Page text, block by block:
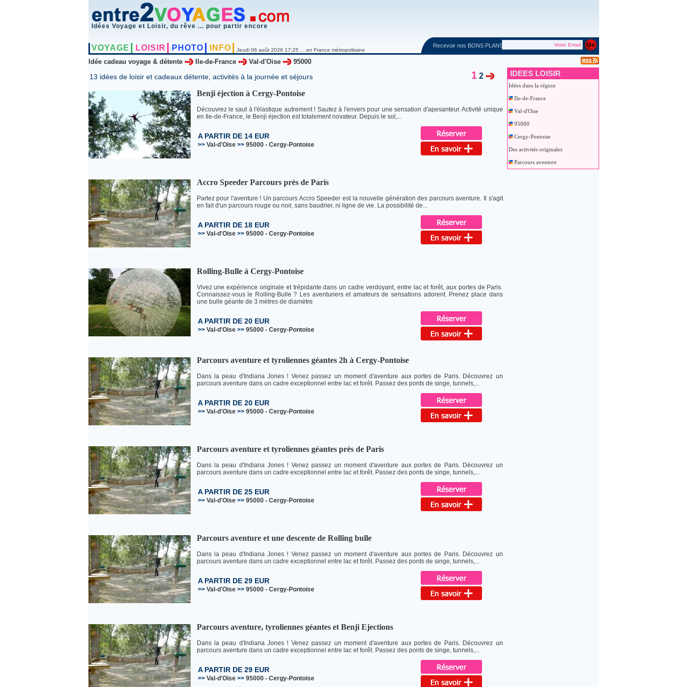
Idées Voyage et Loisir, du rêve ... pour partir encore
VOYAGE LOISIR PHOTO INFO Jeudi 06 août 2026 17:25 ... en France métropolitaine
Recevoir nos BONS PLANS
Idée cadeau voyage & détente Ile-de-France Val-d'Oise 95000
IDEES LOISIR
Idées dans la région
Ile-de-France
Val-d'Oise
95000
Cergy-Pontoise
Des activités originales
Parcours aventure
13 idées de loisir et cadeaux détente, activités à la journée et séjours 1 2
Benji éjection à Cergy-Pontoise
Découvrez le saut à l'élastique autrement ! Sautez à l'envers pour une sensation d'apesanteur. Activité unique
en Ile-de-France, le Benji éjection est totalement novateur. Depuis le sol,...
A PARTIR DE 14 EUR
>> Val-d'Oise>> 95000- Cergy-Pontoise
Accro Speeder Parcours près de Paris
Partez pour l'aventure ! Un parcours Accro Speeder est la nouvelle génération des parcours aventure. Il s'agit
en fait d'un parcours rouge ou noir, sans baudrier, ni ligne de vie. La possibilité de...
A PARTIR DE 18 EUR
>> Val-d'Oise>> 95000- Cergy-Pontoise
Rolling-Bulle à Cergy-Pontoise
Vivez une expérience originale et trépidante dans un cadre verdoyant, entre lac et forêt, aux portes de Paris.
Connaissez-vous le Rolling-Bulle ? Les aventuriers et amateurs de sensations adorent. Prenez place dans
une bulle géante de 3 mètres de diamètre
A PARTIR DE 20 EUR
>> Val-d'Oise>> 95000- Cergy-Pontoise
Parcours aventure et tyroliennes géantes 2h à Cergy-Pontoise
Dans la peau d'Indiana Jones ! Venez passez un moment d'aventure aux portes de Paris. Découvrez un
parcours aventure dans un cadre exceptionnel entre lac et forêt. Passez des ponts de singe, tunnels,...
A PARTIR DE 20 EUR
>> Val-d'Oise>> 95000- Cergy-Pontoise
Parcours aventure et tyroliennes géantes près de Paris
Dans la peau d'Indiana Jones ! Venez passez un moment d'aventure aux portes de Paris. Découvrez un
parcours aventure dans un cadre exceptionnel entre lac et forêt. Passez des ponts de singe, tunnels,...
A PARTIR DE 25 EUR
>> Val-d'Oise>> 95000- Cergy-Pontoise
Parcours aventure et une descente de Rolling bulle
Dans la peau d'Indiana Jones ! Venez passez un moment d'aventure aux portes de Paris. Découvrez un
parcours aventure dans un cadre exceptionnel entre lac et forêt. Passez des ponts de singe, tunnels,...
A PARTIR DE 29 EUR
>> Val-d'Oise>> 95000- Cergy-Pontoise
Parcours aventure, tyroliennes géantes et Benji Ejections
Dans la peau d'Indiana Jones ! Venez passez un moment d'aventure aux portes de Paris. Découvrez un
parcours aventure dans un cadre exceptionnel entre lac et forêt. Passez des ponts de singe, tunnels,...
A PARTIR DE 29 EUR
>> Val-d'Oise>> 95000- Cergy-Pontoise